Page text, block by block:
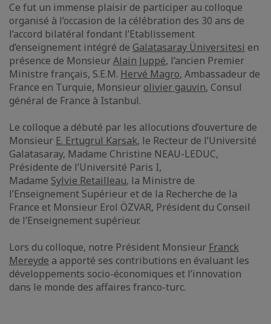
Ce fut un immense plaisir de participer au colloque
organisé à l’occasion de la célébration des 30 ans de
l’accord bilatéral fondant l’Etablissement
d’enseignement intégré de Galatasaray Üniversitesi en
présence de MonsieurAlain Juppé, l’ancien Premier
Ministre français, S.E.M. Hervé Magro, Ambassadeur de
France en Turquie, Monsieur olivier gauvin, Consul
général de France à Istanbul.
Le colloque a débuté par les allocutions d’ouverture de
Monsieur E. Ertugrul Karsak, le Recteur de l’Université
Galatasaray, Madame Christine NEAU-LEDUC,
Présidente de l’Université Paris I,
Madame Sylvie Retailleau, la Ministre de
l’Enseignement Supérieur et de la Recherche de la
France et Monsieur Erol ÖZVAR, Président du Conseil
de l’Enseignement supérieur.
Lors du colloque, notre Président Monsieur Franck
Mereyde a apporté ses contributions en évaluant les
développements socio-économiques et l’innovation
dans le monde des affaires franco-turc.